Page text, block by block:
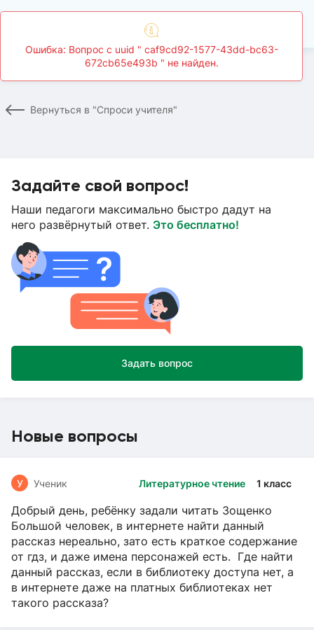
Ошибка: Вопрос c uuid " caf9cd92-1577-43dd-bc63-
672cb65e493b " не найден.
Спроси учителя Страница вопроса
Вернуться в "Спроси учителя"
Задайте свой вопрос!
Наши педагоги максимально быстро дадут на
него развёрнутый ответ. Это бесплатно!
Задать вопрос
Новые вопросы
Литературное чтение 1 класс
У Ученик
Добрый день, ребёнку задали читать Зощенко
Большой человек, в интернете найти данный
рассказ нереально, зато есть краткое содержание
от гдз, и даже имена персонажей есть. Где найти
данный рассказ, если в библиотеку доступа нет, а
в интернете даже на платных библиотеках нет
такого рассказа?